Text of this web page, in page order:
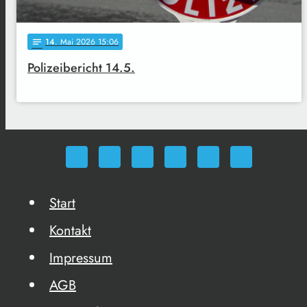
notes 14. Mai 2026 15:06
Polizeibericht 14.5.
Start
Kontakt
Impressum
AGB